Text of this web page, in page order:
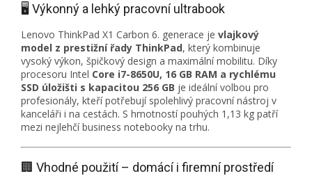
🖥️ Výkonný a lehký pracovní ultrabook
Lenovo ThinkPad X1 Carbon 6. generace je vlajkový
model z prestižní řady ThinkPad, který kombinuje
vysoký výkon, špičkový design a maximální mobilitu. Díky
procesoru Intel Core i7-8650U, 16 GB RAM a rychlému
SSD úložišti s kapacitou 256 GB je ideální volbou pro
profesionály, kteří potřebují spolehlivý pracovní nástroj v
kanceláři i na cestách. S hmotností pouhých 1,13 kg patří
mezi nejlehčí business notebooky na trhu.
🏢 Vhodné použití – domácí i firemní prostředí